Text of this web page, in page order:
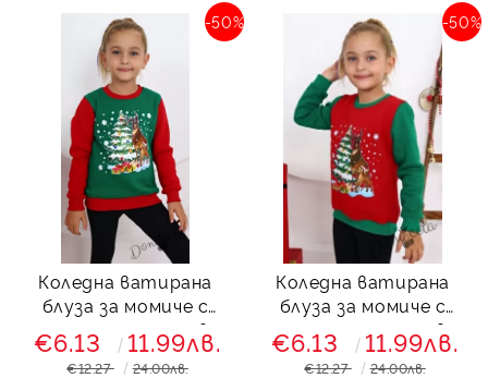
Коледна ватирана
блуза за момиче с
еленчета и елха в
зелено и червено
-50%
€6.13 11.99лв.
€12.27 24.00лв.
Коледна ватирана
блуза за момиче с
еленчета и елха в
червено и зелено
-50%
€6.13 11.99лв.
€12.27 24.00лв.